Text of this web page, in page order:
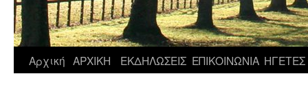
Αρχική ΑΡΧΙΚΗ ΕΚΔΗΛΩΣΕΙΣ ΕΠΙΚΟΙΝΩΝΙΑ ΗΓΕΤΕΣ